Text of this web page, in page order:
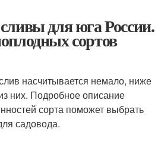
для юга России.
сортов
насчитывается немало, ниже
них. Подробное описание
сорта поможет выбрать
садовода.